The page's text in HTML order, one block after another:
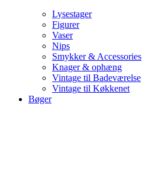
Lysestager
Figurer
Vaser
Nips
Smykker & Accessories
Knager & ophæng
Vintage til Badeværelse
Vintage til Køkkenet
Bøger